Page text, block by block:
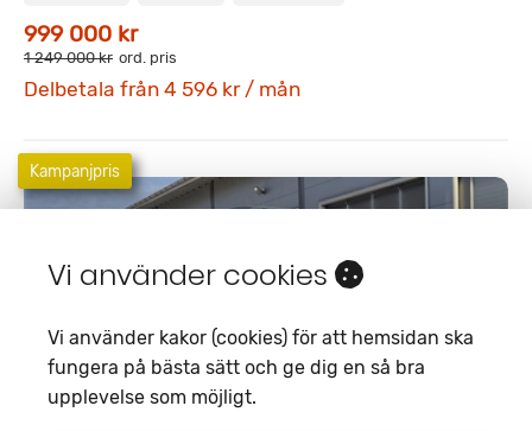
999 000 kr
1 249 000 kr ord. pris
Delbetala från 4 596 kr / mån
Kampanjpris
Vi använder cookies
Vi använder kakor (cookies) för att hemsidan ska
fungera på bästa sätt och ge dig en så bra
upplevelse som möjligt.